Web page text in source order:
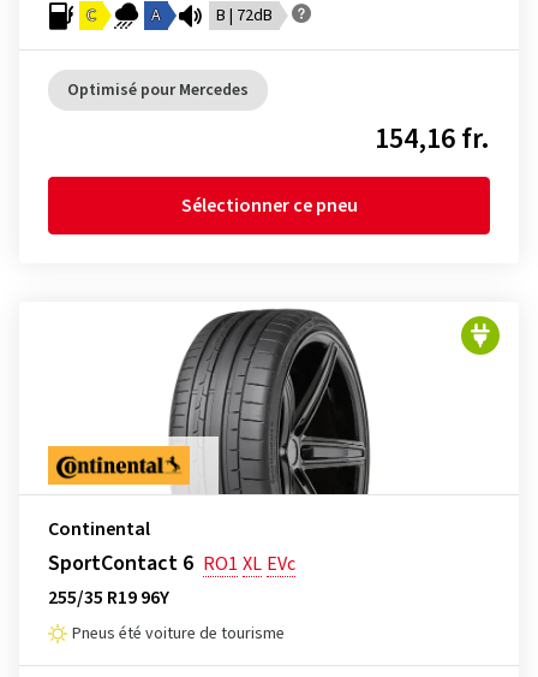
C A B | 72dB
Optimisé pour Mercedes
154,16 fr.
Sélectionner ce pneu
Continental
SportContact 6 RO1 XL EVc
255/35 R19 96Y
Pneus été voiture de tourisme